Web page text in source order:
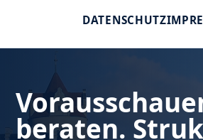
DATENSCHUTZ
beraten.